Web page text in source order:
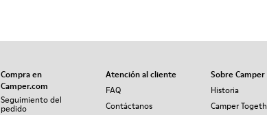
Compra en
Camper.com
Seguimiento del
pedido
Atención al cliente
FAQ
Contáctanos
Sobre Camper
Historia
Camper